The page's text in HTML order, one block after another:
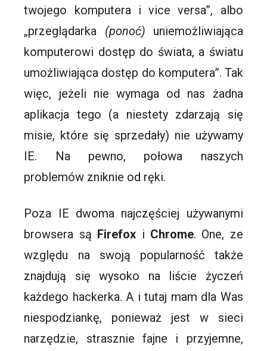
twojego komputera i vice versa”, albo
„przeglądarka (ponoć) uniemożliwiająca
komputerowi dostęp do świata, a światu
umożliwiająca dostęp do komputera”. Tak
więc, jeżeli nie wymaga od nas żadna
aplikacja tego (a niestety zdarzają się
misie, które się sprzedały) nie używamy
IE. Na pewno, połowa naszych
problemów zniknie od ręki.
Poza IE dwoma najczęściej używanymi
browsera są Firefox i Chrome. One, ze
względu na swoją popularność także
znajdują się wysoko na liście życzeń
każdego hackerka. A i tutaj mam dla Was
niespodziankę, ponieważ jest w sieci
narzędzie, strasznie fajne i przyjemne,